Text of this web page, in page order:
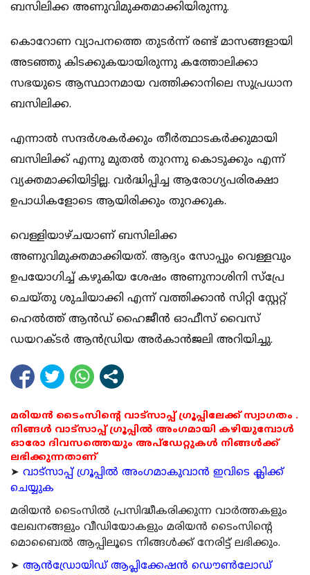
ബസിലിക്ക അണുവിമുക്തമാക്കിയിരുന്നു.
കൊറോണ വ്യാപനത്തെ തുടര്‍ന്ന് രണ്ട് മാസങ്ങളായി
അടഞ്ഞു കിടക്കുകയായിരുന്നു കത്തോലിക്കാ
സഭയുടെ ആസ്ഥാനമായ വത്തിക്കാനിലെ സുപ്രധാന
ബസിലിക്ക.
എന്നാല്‍ സന്ദര്‍ശകര്‍ക്കും തീര്‍ത്ഥാടകര്‍ക്കുമായി
ബസിലിക്ക് എന്നു മുതല്‍ തുറന്നു കൊടുക്കും എന്ന്
വ്യക്തമാക്കിയിട്ടില്ല. വര്‍ദ്ധിപ്പിച്ച ആരോഗ്യപരിരക്ഷാ
ഉപാധികളോടെ ആയിരിക്കും തുറക്കുക.
വെള്ളിയാഴ്ചയാണ് ബസിലിക്ക
അണുവിമുക്തമാക്കിയത്. ആദ്യം സോപ്പും വെള്ളവും
ഉപയോഗിച്ച് കഴുകിയ ശേഷം അണുനാശിനി സ്‌പ്രേ
ചെയ്തു ശുചിയാക്കി എന്ന് വത്തിക്കാന്‍ സിറ്റി സ്റ്റേറ്റ്
ഹെല്‍ത്ത് ആന്‍ഡ് ഹൈജീന്‍ ഓഫീസ് വൈസ്
ഡയറക്ടര്‍ ആന്‍ഡ്രിയ അര്‍കാന്‍ജലി അറിയിച്ചു.
മരിയൻ ടൈംസിന്റെ വാട്സാപ്പ് ഗ്രൂപ്പിലേക്ക് സ്വാഗതം .
നിങ്ങൾ വാട്സാപ്പ് ഗ്രൂപ്പിൽ അംഗമായി കഴിയുമ്പോൾ
ഓരോ ദിവസത്തെയും അപ്ഡേറ്റുകൾ നിങ്ങൾക്ക്
ലഭിക്കുന്നതാണ്
➤ വാട്സാപ്പ് ഗ്രൂപ്പിൽ അംഗമാകുവാൻ ഇവിടെ ക്ലിക്ക്
ചെയ്യുക
മരിയന്‍ ടൈംസില്‍ പ്രസിദ്ധീകരിക്കുന്ന വാര്‍ത്തകളും
ലേഖനങ്ങളും വീഡിയോകളും മരിയന്‍ ടൈംസിന്റെ
മൊബൈല്‍ ആപ്പിലൂടെ നിങ്ങള്‍ക്ക് നേരിട്ട് ലഭിക്കും.
➤ ആന്‍ഡ്രോയിഡ് ആപ്ലിക്കേഷന്‍ ഡൌണ്‍ലോഡ്